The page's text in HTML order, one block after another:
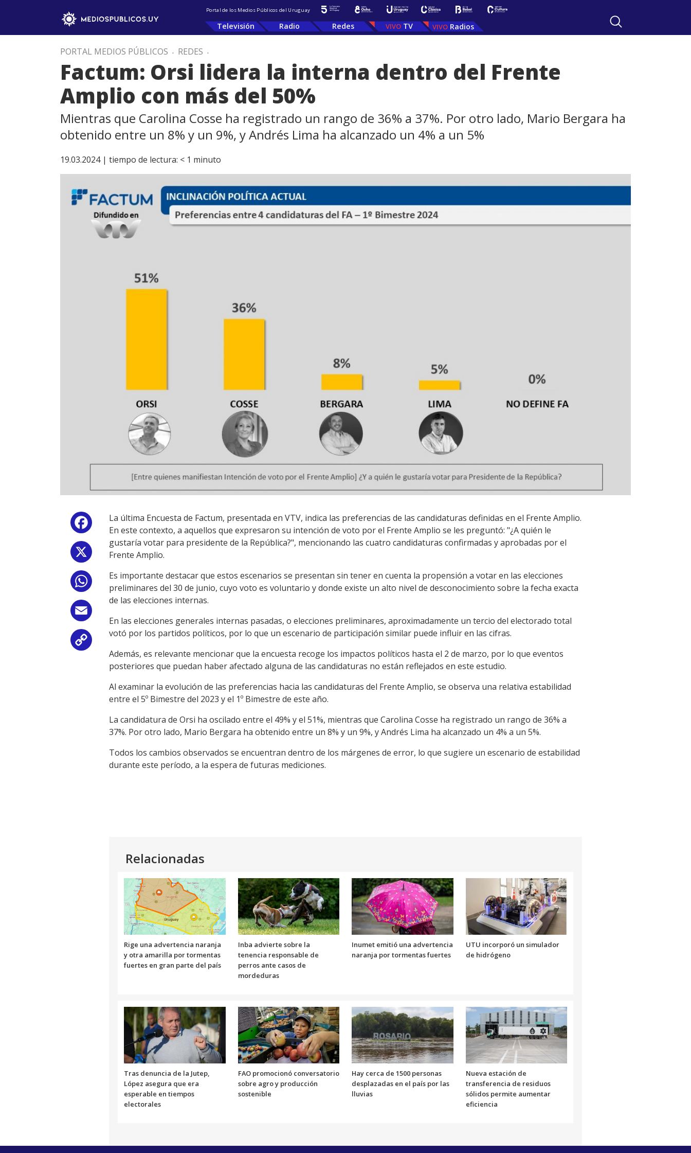
Portal de los Medios Públicos del Uruguay
Televisión Radio Redes TV Radios
PORTAL MEDIOS PÚBLICOS . REDES .
Factum: Orsi lidera la interna dentro del Frente
Amplio con más del 50%
Mientras que Carolina Cosse ha registrado un rango de 36% a 37%. Por otro lado, Mario Bergara ha
obtenido entre un 8% y un 9%, y Andrés Lima ha alcanzado un 4% a un 5%
19.03.2024 | tiempo de lectura: < 1 minuto
Facebook
WhatsApp
Link
La última Encuesta de Factum, presentada en VTV, indica las preferencias de las candidaturas definidas en el Frente Amplio.
En este contexto, a aquellos que expresaron su intención de voto por el Frente Amplio se les preguntó: "¿A quién le
gustaría votar para presidente de la República?", mencionando las cuatro candidaturas confirmadas y aprobadas por el
Frente Amplio.
Es importante destacar que estos escenarios se presentan sin tener en cuenta la propensión a votar en las elecciones
preliminares del 30 de junio, cuyo voto es voluntario y donde existe un alto nivel de desconocimiento sobre la fecha exacta
de las elecciones internas.
En las elecciones generales internas pasadas, o elecciones preliminares, aproximadamente un tercio del electorado total
votó por los partidos políticos, por lo que un escenario de participación similar puede influir en las cifras.
Además, es relevante mencionar que la encuesta recoge los impactos políticos hasta el 2 de marzo, por lo que eventos
posteriores que puedan haber afectado alguna de las candidaturas no están reflejados en este estudio.
Al examinar la evolución de las preferencias hacia las candidaturas del Frente Amplio, se observa una relativa estabilidad
entre el 5º Bimestre del 2023 y el 1º Bimestre de este año.
La candidatura de Orsi ha oscilado entre el 49% y el 51%, mientras que Carolina Cosse ha registrado un rango de 36% a
37%. Por otro lado, Mario Bergara ha obtenido entre un 8% y un 9%, y Andrés Lima ha alcanzado un 4% a un 5%.
Todos los cambios observados se encuentran dentro de los márgenes de error, lo que sugiere un escenario de estabilidad
durante este período, a la espera de futuras mediciones.
Relacionadas
Rige una advertencia naranja
y otra amarilla por tormentas
fuertes en gran parte del país
Inba advierte sobre la
tenencia responsable de
perros ante casos de
mordeduras
Inumet emitió una advertencia
naranja por tormentas fuertes
UTU incorporó un simulador
de hidrógeno
Tras denuncia de la Jutep,
López asegura que era
esperable en tiempos
electorales
FAO promocionó conversatorio
sobre agro y producción
sostenible
Hay cerca de 1500 personas
desplazadas en el país por las
lluvias
Nueva estación de
transferencia de residuos
sólidos permite aumentar
eficiencia